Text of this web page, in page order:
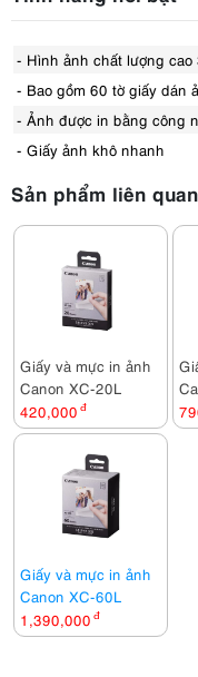
- Hình ảnh chất lượng
- Bao gồm 60 tờ giấy dán
- Ảnh được in bằng công
- Giấy ảnh khô nhanh
Sản phẩm liên quan
Giấy và mực in ảnh
Canon XC-20L
420,000 đ
Giấy và mực in ảnh
Canon XC-60L
1,390,000 đ